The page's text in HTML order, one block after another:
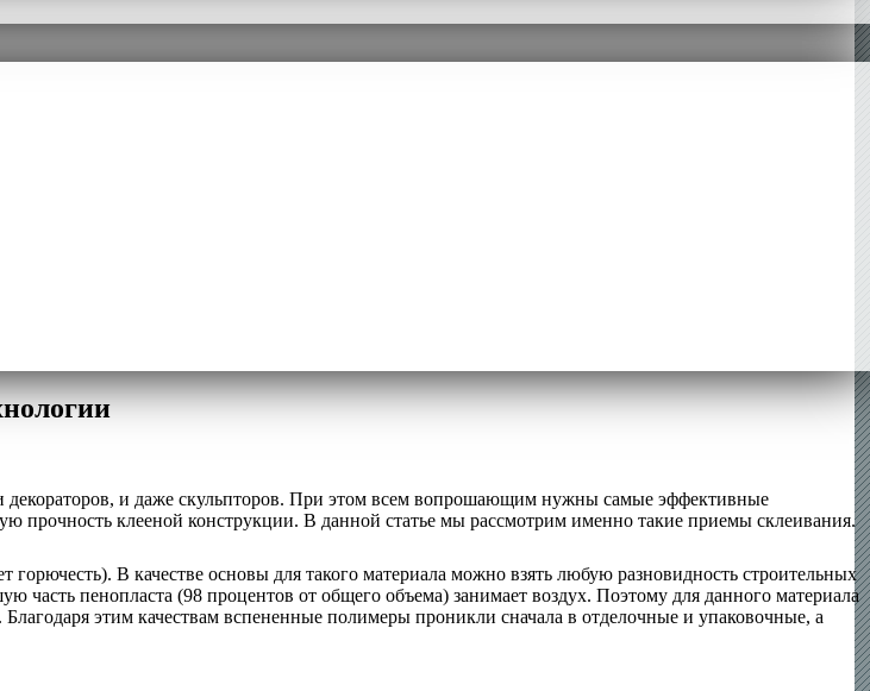
декораторов, и даже скульпторов. При этом всем вопрошающим нужны самые эффективные
прочность клееной конструкции. В данной статье мы рассмотрим именно такие приемы склеивания.
В качестве основы для такого материала можно взять любую разновидность строительных
пенопласта (98 процентов от общего объема) занимает воздух. Поэтому для данного материала
этим качествам вспененные полимеры проникли сначала в отделочные и упаковочные, а